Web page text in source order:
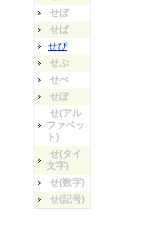
せぼ
せぱ
せぴ
せぷ
せぺ
せぽ
せ(アル
ファベッ
ト)
せ(タイ
文字)
せ(数字)
せ(記号)